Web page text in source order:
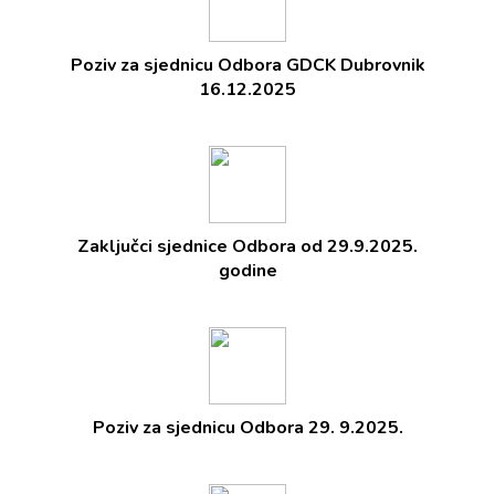
Poziv za sjednicu Odbora GDCK Dubrovnik
16.12.2025
Zaključci sjednice Odbora od 29.9.2025.
godine
Poziv za sjednicu Odbora 29. 9.2025.